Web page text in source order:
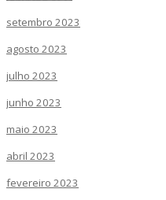
setembro 2023
agosto 2023
julho 2023
junho 2023
maio 2023
abril 2023
fevereiro 2023